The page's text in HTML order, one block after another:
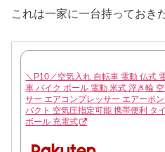
これは一家に一台持っておき
＼P10／空気入れ 自転車 電動 仏式
車 バイク ボール 電動 米式 浮き輪
サー エアコンプレッサー エアーポ
パクト 空気圧指定可能 携帯便利 タ
ボール 充電式